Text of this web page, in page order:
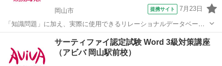
岡山市 提携サイト 7月23日
「知識問題」に加え、実際に使用できるリレーショナルデータベース
を作成する「実技問題」を解くことで、実践的な能力を証明できる資
格制度の、1級対策講座です。
その他
サーティファイ認定試験 Word 3級対策講座
（アビバ 岡山駅前校）